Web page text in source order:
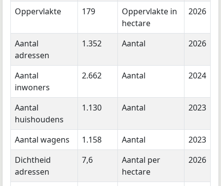
Oppervlakte 179
Oppervlakte in
hectare
2026
Aantal
adressen
1.352 Aantal 2026
Aantal
inwoners
2.662 Aantal 2024
Aantal
huishoudens
1.130 Aantal 2023
Aantal wagens 1.158 Aantal
2023
Dichtheid
adressen
7,6
Aantal per
hectare
2026